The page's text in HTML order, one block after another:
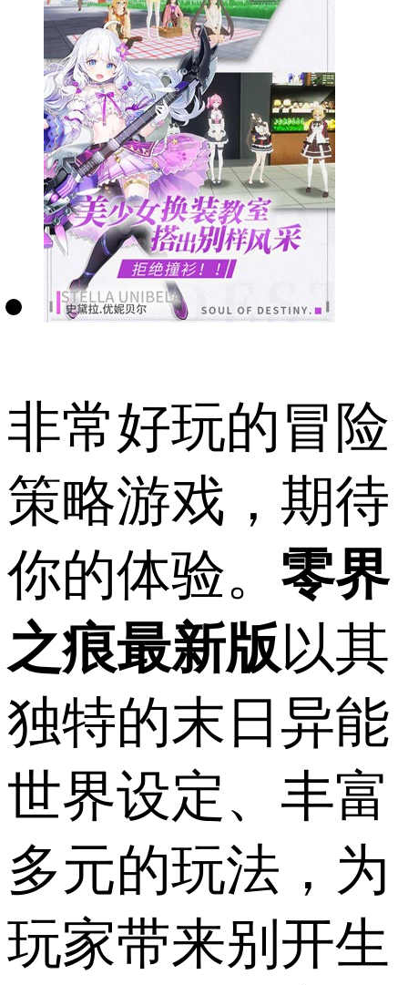
非常好玩的冒险
策略游戏，期待
你的体验。 零界
之痕最新版以其
独特的末日异能
世界设定、丰富
多元的玩法，为
玩家带来别开生